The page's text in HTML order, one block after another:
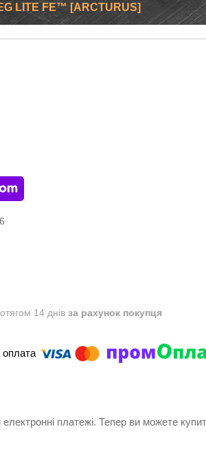
LITE FE™ [ARCTURUS]
14 днів за рахунок покупця
електронні платежі. Тепер ви можете